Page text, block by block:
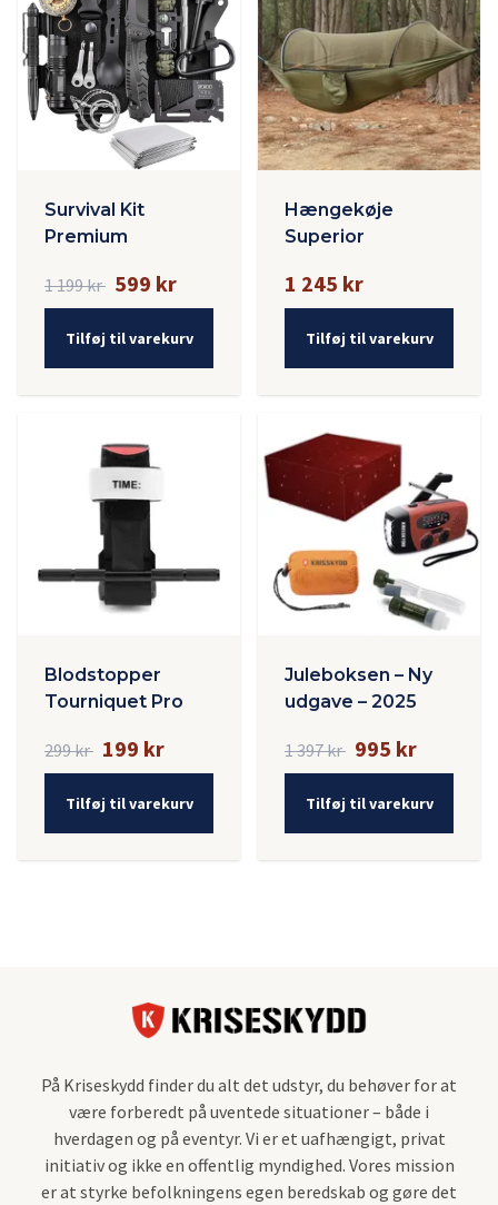
Survival Kit
Premium
1 199 kr 599 kr
Tilføj til varekurv
Hængekøje
Superior
1 245 kr
Tilføj til varekurv
Blodstopper
Tourniquet Pro
299 kr 199 kr
Tilføj til varekurv
Juleboksen – Ny
udgave – 2025
1 397 kr 995 kr
Tilføj til varekurv
På Kriseskydd finder du alt det udstyr, du behøver for at
være forberedt på uventede situationer – både i
hverdagen og på eventyr. Vi er et uafhængigt, privat
initiativ og ikke en offentlig myndighed. Vores mission
er at styrke befolkningens egen beredskab og gøre det